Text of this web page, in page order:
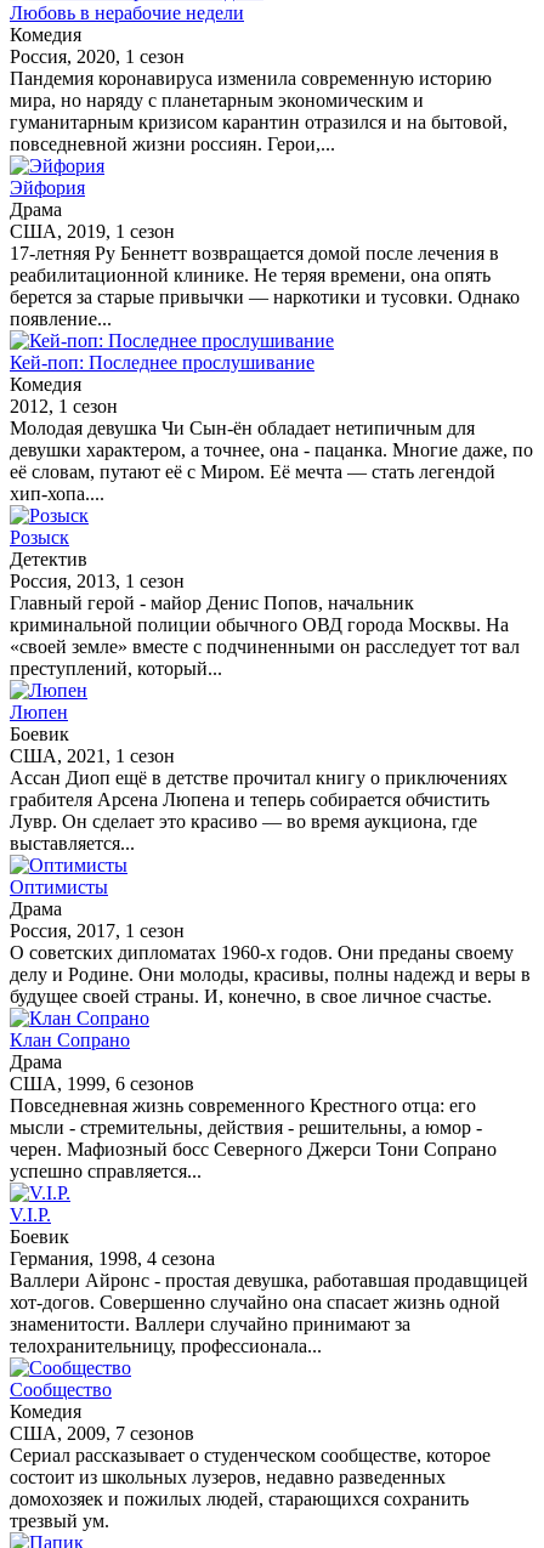
Любовь в нерабочие недели
Комедия
Россия, 2020, 1 сезон
Пандемия коронавируса изменила современную историю
мира, но наряду с планетарным экономическим и
гуманитарным кризисом карантин отразился и на бытовой,
повседневной жизни россиян. Герои,...
Эйфория
Драма
США, 2019, 1 сезон
17-летняя Ру Беннетт возвращается домой после лечения в
реабилитационной клинике. Не теряя времени, она опять
берется за старые привычки — наркотики и тусовки. Однако
появление...
Кей-поп: Последнее прослушивание
Комедия
2012, 1 сезон
Молодая девушка Чи Сын-ён обладает нетипичным для
девушки характером, а точнее, она - пацанка. Многие даже, по
её словам, путают её с Миром. Её мечта — стать легендой
хип-хопа....
Розыск
Детектив
Россия, 2013, 1 сезон
Главный герой - майор Денис Попов, начальник
криминальной полиции обычного ОВД города Москвы. На
«своей земле» вместе с подчиненными он расследует тот вал
преступлений, который...
Люпен
Боевик
США, 2021, 1 сезон
Ассан Диоп ещё в детстве прочитал книгу о приключениях
грабителя Арсена Люпена и теперь собирается обчистить
Лувр. Он сделает это красиво — во время аукциона, где
выставляется...
Оптимисты
Драма
Россия, 2017, 1 сезон
О советских дипломатах 1960-х годов. Они преданы своему
делу и Родине. Они молоды, красивы, полны надежд и веры в
будущее своей страны. И, конечно, в свое личное счастье.
Клан Сопрано
Драма
США, 1999, 6 сезонов
Повседневная жизнь современного Крестного отца: его
мысли - стремительны, действия - решительны, а юмор -
черен. Мафиозный босс Северного Джерси Тони Сопрано
успешно справляется...
V.I.P.
Боевик
Германия, 1998, 4 сезона
Валлери Айронс - простая девушка, работавшая продавщицей
хот-догов. Совершенно случайно она спасает жизнь одной
знаменитости. Валлери случайно принимают за
телохранительницу, профессионала...
Сообщество
Комедия
США, 2009, 7 сезонов
Сериал рассказывает о студенческом сообществе, которое
состоит из школьных лузеров, недавно разведенных
домохозяек и пожилых людей, старающихся сохранить
трезвый ум.